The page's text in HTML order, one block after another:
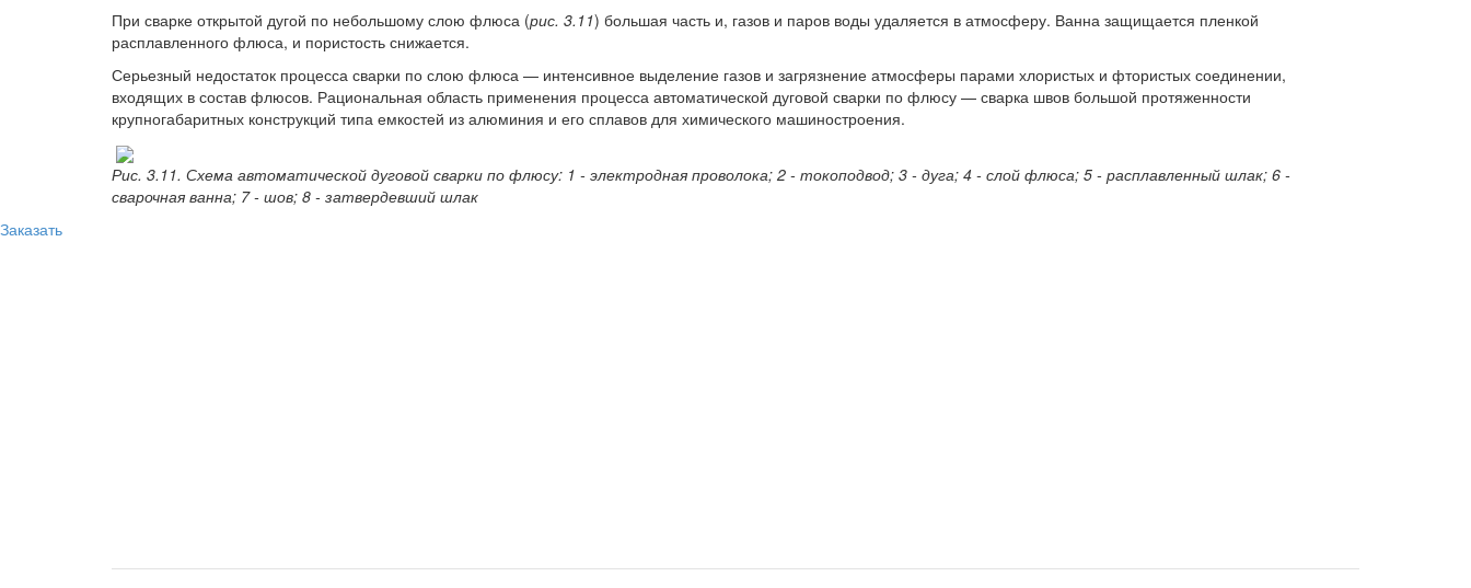
При сварке открытой дугой по небольшому слою флюса (рис. 3.11) большая часть и, газов и паров воды удаляется в атмосферу. Ванна защищается пленкой
расплавленного флюса, и пористость снижается.
Серьезный недостаток процесса сварки по слою флюса — интенсивное выделение газов и загрязнение атмосферы парами хлористых и фтористых соединении,
входящих в состав флюсов. Рациональная область применения процесса автоматической дуговой сварки по флюсу — сварка швов большой протяженности
крупногабаритных конструкций типа емкостей из алюминия и его сплавов для химического машиностроения.
Рис. 3.11. Схема автоматической дуговой сварки по флюсу: 1 - электродная проволока; 2 - токоподвод; 3 - дуга; 4 - слой флюса; 5 - расплавленный шлак; 6 -
сварочная ванна; 7 - шов; 8 - затвердевший шлак
Заказать